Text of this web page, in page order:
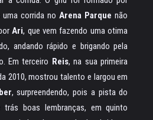
uma corrida noArena Parque não
Ari, que vem fazendo uma otima
andando rápido e brigando pela
Em terceiro Reis, na sua primeira
2010, mostrou talento e largou em
, surpreendendo, pois a pista do
trás boas lembranças, em quinto